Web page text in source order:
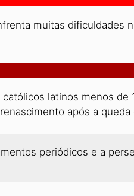
muitas dificuldades
latinos menos de
após a queda
periódicos e a